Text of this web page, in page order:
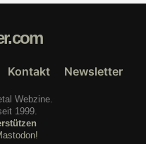
Kontakt Newsletter
Webzine.
1999.